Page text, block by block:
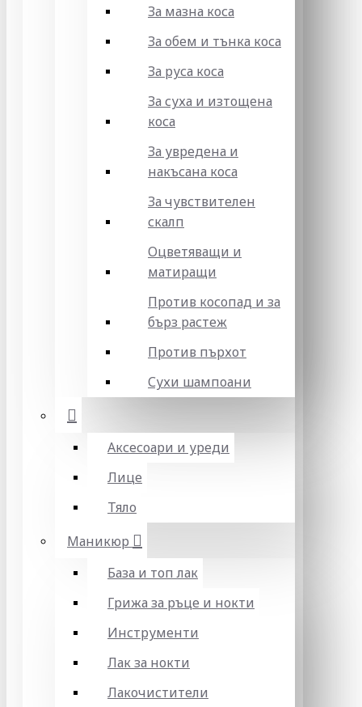
За мазна коса
За обем и тънка коса
За руса коса
За суха и изтощена
коса
За увредена и
накъсана коса
За чувствителен
скалп
Оцветяващи и
матиращи
Против косопад и за
бърз растеж
Против пърхот
Сухи шампоани
Аксесоари и уреди
Лице
Тяло
Маникюр
База и топ лак
Грижа за ръце и нокти
Инструменти
Лак за нокти
Лакочистители